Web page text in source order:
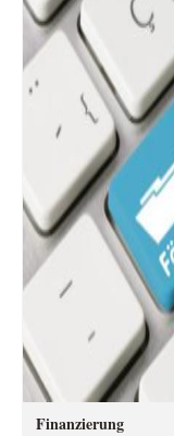
Finanzierung